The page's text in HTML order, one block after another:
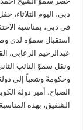
دبي، اليوم الثلاثاء،
في دبي، بمناسبة
استقبال سموّه لدى
عبدالرحيم الزعابي،
ونقل سموّ النائب
وحكومةً وشعباً إلى
الصباح، أمير دولة
الشقيق، بهذه